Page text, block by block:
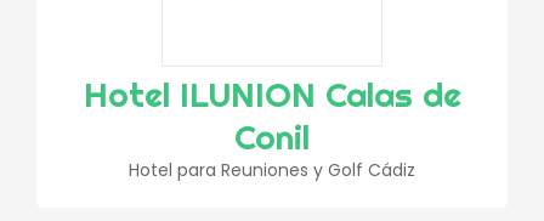
Hotel ILUNION Calas de
Conil
Hotel para Reuniones y Golf Cádiz